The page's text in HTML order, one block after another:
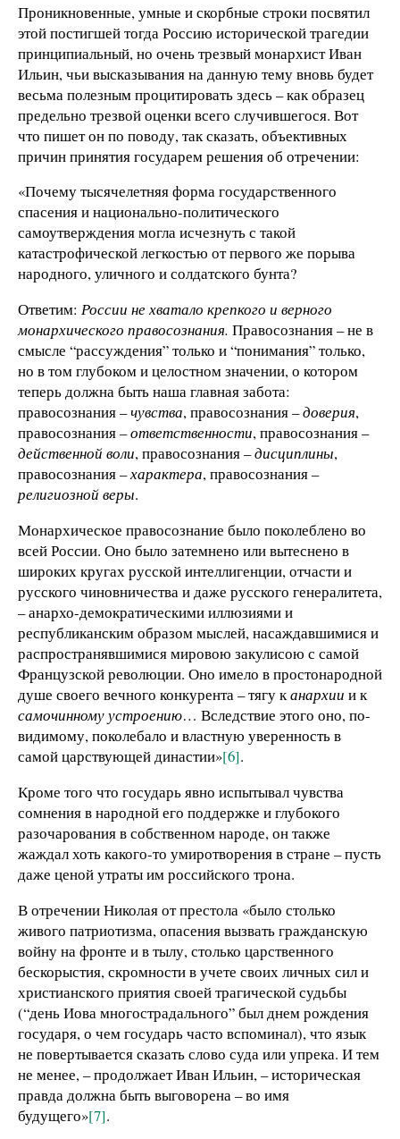
Проникновенные, умные и скорбные строки посвятил
этой постигшей тогда Россию исторической трагедии
принципиальный, но очень трезвый монархист Иван
Ильин, чьи высказывания на данную тему вновь будет
весьма полезным процитировать здесь – как образец
предельно трезвой оценки всего случившегося. Вот
что пишет он по поводу, так сказать, объективных
причин принятия государем решения об отречении:
«Почему тысячелетняя форма государственного
спасения и национально-политического
самоутверждения могла исчезнуть с такой
катастрофической легкостью от первого же порыва
народного, уличного и солдатского бунта?
Ответим: России не хватало крепкого и верного
монархического правосознания. Правосознания – не в
смысле “рассуждения” только и “понимания” только,
но в том глубоком и целостном значении, о котором
теперь должна быть наша главная забота:
правосознания –чувства, правосознания –доверия,
правосознания –ответственности, правосознания –
действенной воли, правосознания –дисциплины,
правосознания –характера, правосознания –
религиозной веры.
Монархическое правосознание было поколеблено во
всей России. Оно было затемнено или вытеснено в
широких кругах русской интеллигенции, отчасти и
русского чиновничества и даже русского генералитета,
– анархо-демократическими иллюзиями и
республиканским образом мыслей, насаждавшимися и
распространявшимися мировою закулисою с самой
Французской революции. Оно имело в простонародной
душе своего вечного конкурента – тягу канархии и к
самочинному устроению… Вследствие этого оно, по-
видимому, поколебало и властную уверенность в
самой царствующей династии»[6].
Кроме того что государь явно испытывал чувства
сомнения в народной его поддержке и глубокого
разочарования в собственном народе, он также
жаждал хоть какого-то умиротворения в стране – пусть
даже ценой утраты им российского трона.
В отречении Николая от престола «было столько
живого патриотизма, опасения вызвать гражданскую
войну на фронте и в тылу, столько царственного
бескорыстия, скромности в учете своих личных сил и
христианского приятия своей трагической судьбы
(“день Иова многострадального” был днем рождения
государя, о чем государь часто вспоминал), что язык
не повертывается сказать слово суда или упрека. И тем
не менее, – продолжает Иван Ильин, – историческая
правда должна быть выговорена – во имя
будущего»[7].